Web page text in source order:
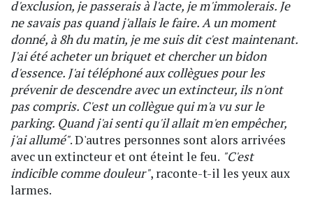
d'exclusion, je passerais à l'acte, je m'immolerais. Je
ne savais pas quand j'allais le faire. A un moment
donné, à 8h du matin, je me suis dit c'est maintenant.
J'ai été acheter un briquet et chercher un bidon
d'essence. J'ai téléphoné aux collègues pour les
prévenir de descendre avec un extincteur, ils n'ont
pas compris. C'est un collègue qui m'a vu sur le
parking. Quand j'ai senti qu'il allait m'en empêcher,
j'ai allumé". D'autres personnes sont alors arrivées
avec un extincteur et ont éteint le feu. "C'est
indicible comme douleur", raconte-t-il les yeux aux
larmes.